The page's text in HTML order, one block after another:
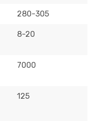
280-305
8-20
7000
125